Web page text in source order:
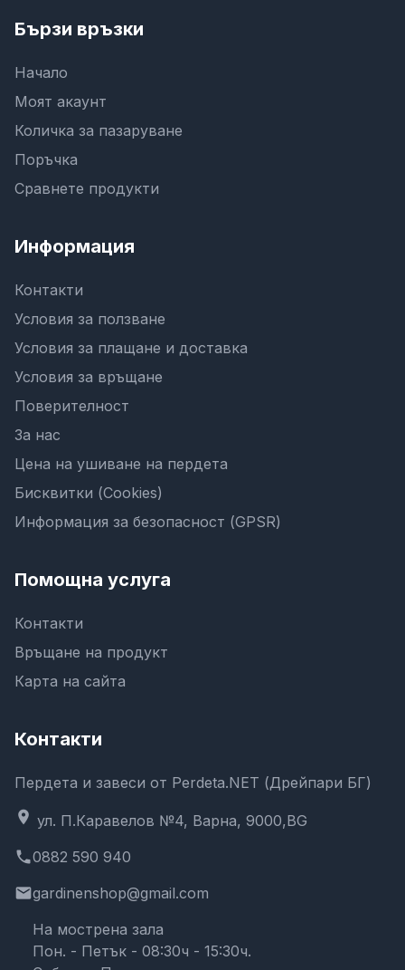
Бързи връзки
Начало
Моят акаунт
Количка за пазаруване
Поръчка
Сравнете продукти
Информация
Контакти
Условия за ползване
Условия за плащане и доставка
Условия за връщане
Поверителност
За нас
Цена на ушиване на пердета
Бисквитки (Cookies)
Информация за безопасност (GPSR)
Помощна услуга
Контакти
Връщане на продукт
Карта на сайта
Контакти
Пердета и завеси от Perdeta.NET (Дрейпари БГ)
location_on ул. П.Каравелов №4, Варна, 9000,BG
phone0882 590 940
emailgardinenshop@gmail.com
На мострена зала
Пон. - Петък - 08:30ч - 15:30ч.